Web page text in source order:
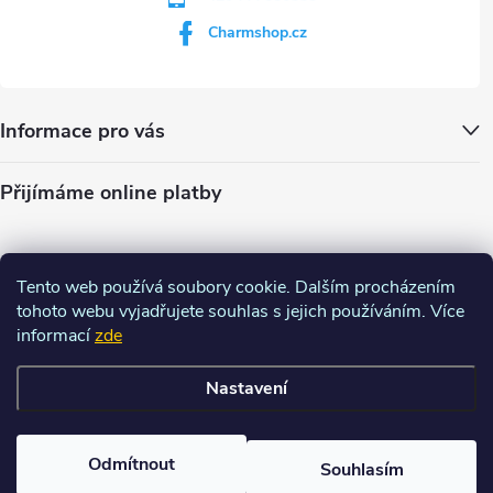
Tento web používá soubory cookie. Dalším procházením
tohoto webu vyjadřujete souhlas s jejich používáním. Více
informacízde
Nastavení
Odmítnout Souhlasím
Charmshop.cz
Informace pro vás
Přijímáme online platby
nastavení cookies